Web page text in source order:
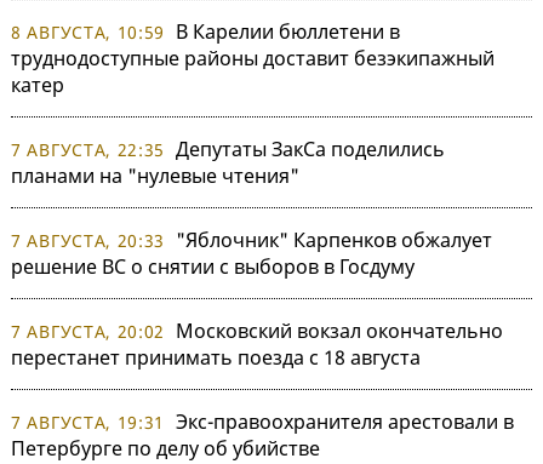
8 АВГУСТА, 10:59
В Карелии бюллетени в
труднодоступные районы доставит безэкипажный
катер
7 АВГУСТА, 22:35 Депутаты ЗакСа поделились
планами на "нулевые чтения"
7 АВГУСТА, 20:33
"Яблочник" Карпенков обжалует
решение ВС о снятии с выборов в Госдуму
7 АВГУСТА, 20:02
Московский вокзал окончательно
перестанет принимать поезда с 18 августа
7 АВГУСТА, 19:31
Экс-правоохранителя арестовали в
Петербурге по делу об убийстве